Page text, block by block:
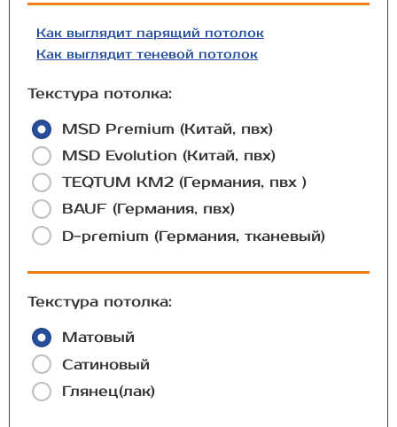
Как выглядит парящий потолок
Как выглядит теневой потолок
Текстура потолка:
MSD Premium (Китай, пвх)
MSD Evolution (Китай, пвх)
TEQTUM КМ2 (Германия, пвх )
BAUF (Германия, пвх)
D-premium (Германия, тканевый)
Текстура потолка:
Матовый
Сатиновый
Глянец(лак)